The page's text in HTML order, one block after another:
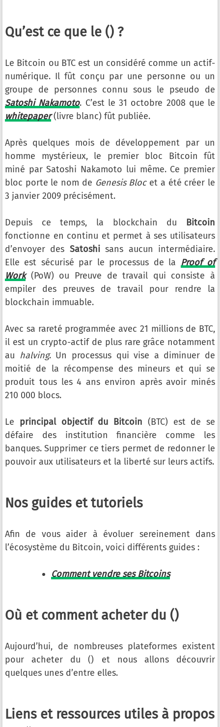
Qu’est ce que le () ?
Le Bitcoin ou BTC est un considéré comme un actif-
numérique. Il fût conçu par une personne ou un
groupe de personnes connu sous le pseudo de
Satoshi Nakamoto. C’est le 31 octobre 2008 que le
whitepaper (livre blanc) fût publiée.
Après quelques mois de développement par un
homme mystérieux, le premier bloc Bitcoin fût
miné par Satoshi Nakamoto lui même. Ce premier
bloc porte le nom de Genesis Blocet a été créer le
3 janvier 2009 précisément.
Depuis ce temps, la blockchain du Bitcoin
fonctionne en continu et permet à ses utilisateurs
d’envoyer des Satoshisans aucun intermédiaire.
Elle est sécurisé par le processus de la Proof of
Work(PoW) ou Preuve de travail qui consiste à
empiler des preuves de travail pour rendre la
blockchain immuable.
Avec sa rareté programmée avec 21 millions de BTC,
il est un crypto-actif de plus rare grâce notamment
au halving. Un processus qui vise a diminuer de
moitié de la récompense des mineurs et qui se
produit tous les 4 ans environ après avoir minés
210 000 blocs.
Le principal objectif du Bitcoin (BTC) est de se
défaire des institution financière comme les
banques. Supprimer ce tiers permet de redonner le
pouvoir aux utilisateurs et la liberté sur leurs actifs.
Nos guides et tutoriels
Afin de vous aider à évoluer sereinement dans
l’écosystème du Bitcoin, voici différents guides :
Comment vendre ses Bitcoins
Où et comment acheter du ()
Aujourd’hui, de nombreuses plateformes existent
pour acheter du () et nous allons découvrir
quelques unes d’entre elles.
Liens et ressources utiles à propos